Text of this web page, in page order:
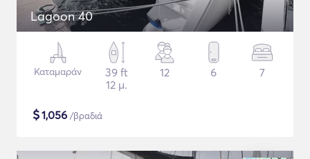
Lagoon 40
Καταμαράν
39 ft
12 μ.
12 6 7
$1,056 /βραδιά